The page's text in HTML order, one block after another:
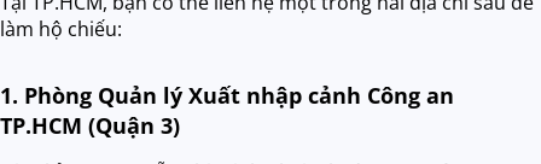
làm hộ chiếu:
1. Phòng Quản lý Xuất nhập cảnh Công an
TP.HCM (Quận 3)